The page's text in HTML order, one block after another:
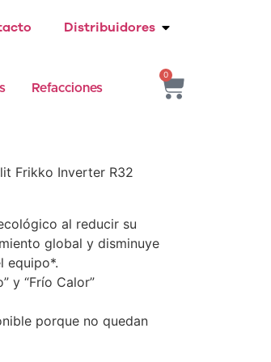
Distribuidores
Refacciones
0
Frikko Inverter R32
al reducir su
global y disminuye
equipo*.
y “Frío Calor”
porque no quedan